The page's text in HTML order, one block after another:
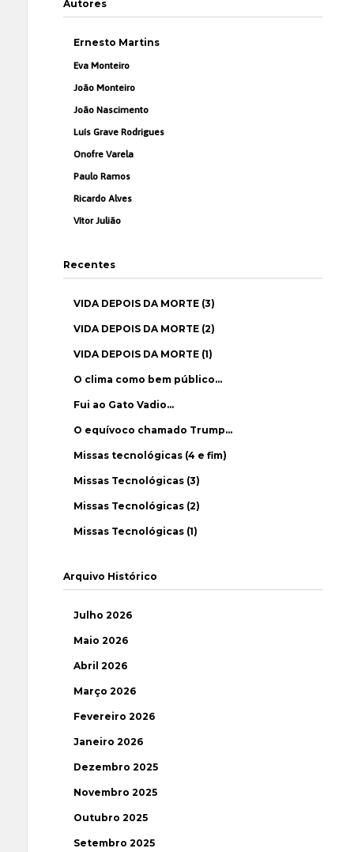
Autores
Ernesto Martins
Eva Monteiro
João Monteiro
João Nascimento
Luís Grave Rodrigues
Onofre Varela
Paulo Ramos
Ricardo Alves
Vítor Julião
Recentes
VIDA DEPOIS DA MORTE (3)
VIDA DEPOIS DA MORTE (2)
VIDA DEPOIS DA MORTE (1)
O clima como bem público…
Fui ao Gato Vadio…
O equívoco chamado Trump…
Missas tecnológicas (4 e fim)
Missas Tecnológicas (3)
Missas Tecnológicas (2)
Missas Tecnológicas (1)
Arquivo Histórico
Julho 2026
Maio 2026
Abril 2026
Março 2026
Fevereiro 2026
Janeiro 2026
Dezembro 2025
Novembro 2025
Outubro 2025
Setembro 2025